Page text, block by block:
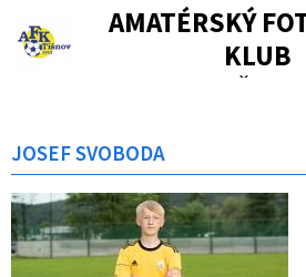
AMATÉRSKÝ
KLUB
TIŠNOV
JOSEF SVOBODA